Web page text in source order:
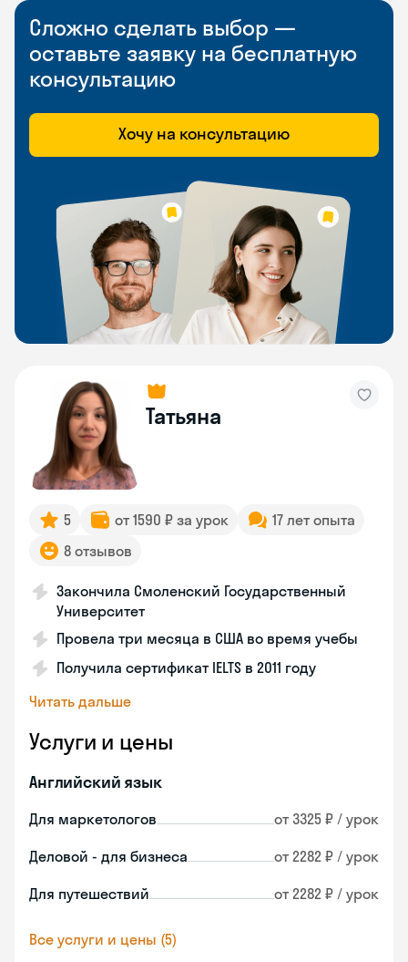
Сложно сделать выбор —
оставьте заявку на бесплатную
консультацию
Хочу на консультацию
Татьяна
5 от 1590 ₽ за урок
17 лет опыта
8 отзывов
Закончила Смоленский Государственный
Университет
Провела три месяца в США во время учебы
Получила сертификат IELTS в 2011 году
Читать дальше
Услуги и цены
Английский язык
Для маркетологов от 3325 ₽ / урок
Деловой - для бизнеса от 2282 ₽ / урок
Для путешествий от 2282 ₽ / урок
Все услуги и цены (5)